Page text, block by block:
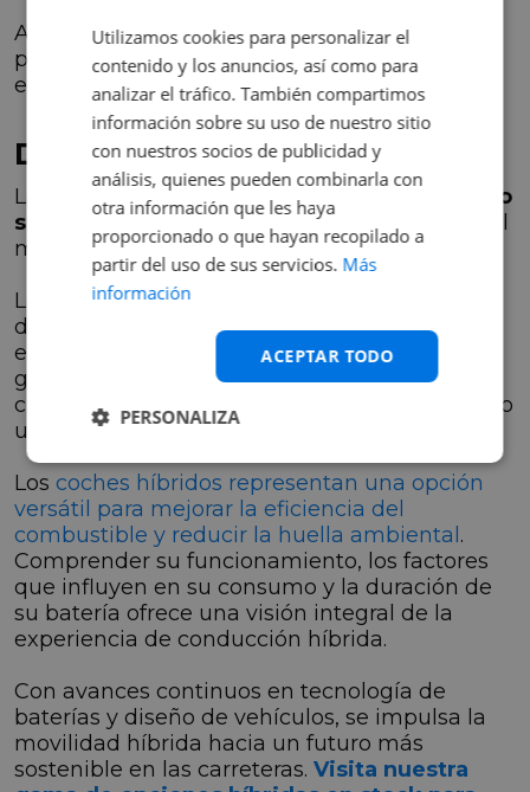
Además, el uso del aire acondicionado y el
peso del vehículo inciden significativamente
en el consumo.
Durabilidad de las baterías
La
vida útil de la batería de un coche híbrido
se estima entre 8 y 15 años, dependiendo del
modelo y su uso.
La temperatura y la frecuencia de carga y
descarga son factores que influyen en su
eficiencia. Algunos fabricantes ofrecen
garantías específicas para las baterías,
cubriendo un período significativo de tiempo o
un número específico de kilómetros.
Los coches híbridos representan una opción
versátil para mejorar la eficiencia del
combustible y reducir la huella ambiental.
Comprender su funcionamiento, los factores
que influyen en su consumo y la duración de
su batería ofrece una visión integral de la
experiencia de conducción híbrida.
Con avances continuos en tecnología de
baterías y diseño de vehículos, se impulsa la
movilidad híbrida hacia un futuro más
sostenible en las carreteras. Visita nuestra
Utilizamos cookies para personalizar el
contenido y los anuncios, así como para
analizar el tráfico. También compartimos
información sobre su uso de nuestro sitio
con nuestros socios de publicidad y
análisis, quienes pueden combinarla con
otra información que les haya
proporcionado o que hayan recopilado a
partir del uso de sus servicios. Más
información
ACEPTAR TODO
PERSONALIZA